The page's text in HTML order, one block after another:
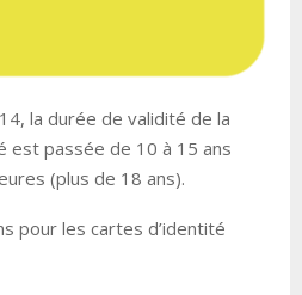
la durée de validité de la
est passée de 10 à 15 ans
(plus de 18 ans).
pour les cartes d’identité